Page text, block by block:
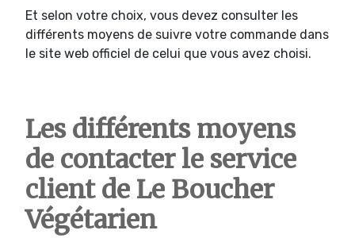
Et selon votre choix, vous devez consulter les
différents moyens de suivre votre commande dans
le site web officiel de celui que vous avez choisi.
Les différents moyens
de contacter le service
client de Le Boucher
Végétarien